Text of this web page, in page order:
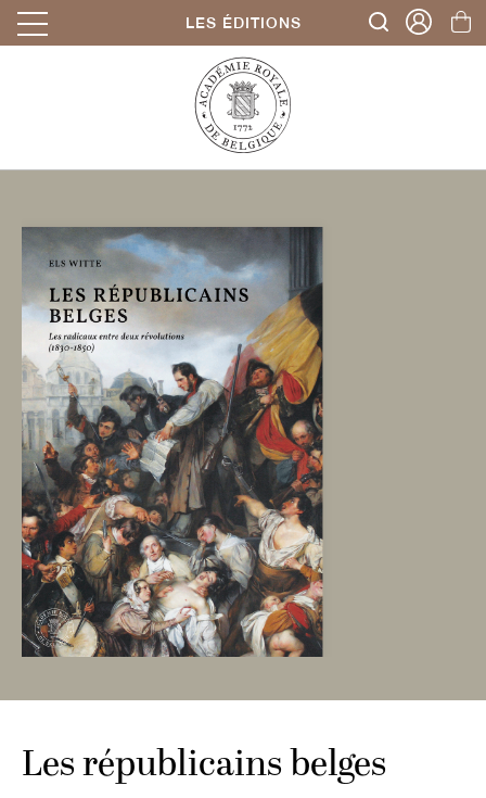
LES ÉDITIONS
Les républicains belges